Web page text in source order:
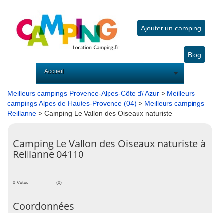
Ajouter un camping
Blog
Accueil
Meilleurs campings Provence-Alpes-Côte d\'Azur > Meilleurs
campings Alpes de Hautes-Provence (04) > Meilleurs campings
Reillanne > Camping Le Vallon des Oiseaux naturiste
Camping Le Vallon des Oiseaux naturiste à
Reillanne 04110
0 Votes (0)
Coordonnées